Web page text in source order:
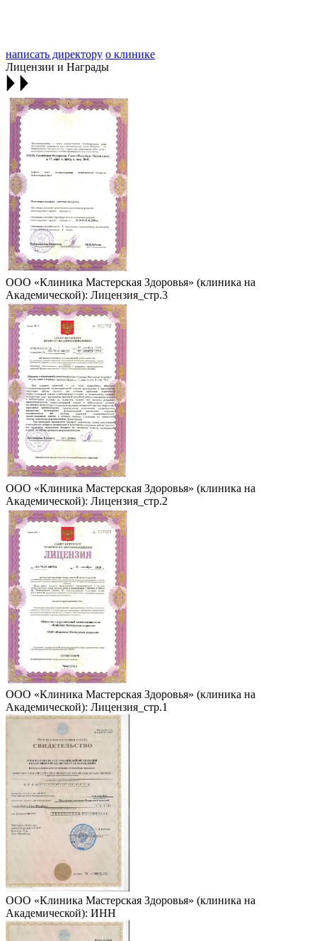
написать директору о клинике
Лицензии и Награды
ООО «Клиника Мастерская Здоровья» (клиника на
Академической): Лицензия_стр.3
ООО «Клиника Мастерская Здоровья» (клиника на
Академической): Лицензия_стр.2
ООО «Клиника Мастерская Здоровья» (клиника на
Академической): Лицензия_стр.1
ООО «Клиника Мастерская Здоровья» (клиника на
Академической): ИНН